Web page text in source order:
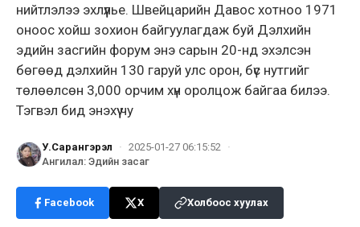
нийтлэлээ эхлүүлье. Швейцарийн Давос хотноо 1971
оноос хойш зохион байгуулагдаж буй Дэлхийн
эдийн засгийн форум энэ сарын 20-нд эхэлсэн
бөгөөд дэлхийн 130 гаруй улс орон, бүс нутгийг
төлөөлсөн 3,000 орчим хүн оролцож байгаа билээ.
Тэгвэл бид энэхүү чу
У.Сарангэрэл · 2025-01-27 06:15:52
·
Ангилал: Эдийн засаг
Facebook X Холбоос хуулах